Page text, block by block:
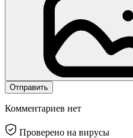
Отправить
Комментариев нет
Проверено на вирусы